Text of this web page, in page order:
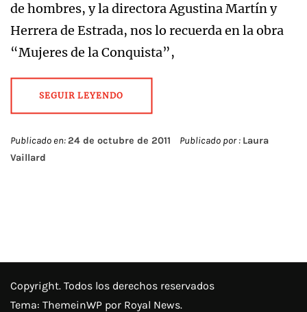
de hombres, y la directora Agustina Martín y
Herrera de Estrada, nos lo recuerda en la obra
“Mujeres de la Conquista”,
SEGUIR LEYENDO
Publicado en:24 de octubre de 2011 Publicado por : Laura
Vaillard
Copyright. Todos los derechos reservados
Tema: ThemeinWP por Royal News.